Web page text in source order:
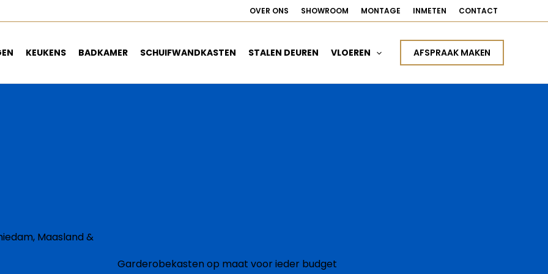
OVER ONS SHOWROOM MONTAGE INMETEN CONTACT
KEUKENS BADKAMER SCHUIFWANDKASTEN STALEN DEUREN VLOEREN AFSPRAAK MAKEN
Maasland &
Garderobekasten op maat voor ieder budget